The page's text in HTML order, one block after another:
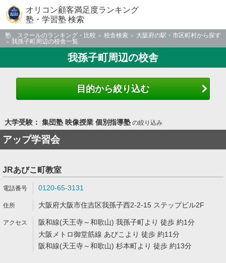
オリコン顧客満足度ランキング
塾・学習塾 検索
塾、スクールのランキング・比較 校舎検索
大阪府の駅・市区町村から探す
我孫子町周辺の校舎一覧
我孫子町周辺の校舎
目的から絞り込む
大学受験： 集団塾 映像授業 個別指導塾の絞り込み
アップ学習会
JRあびこ町教室
0120-65-3131
大阪府大阪市住吉区我孫子西2-2-15 ステップビル2F
阪和線(天王寺～和歌山) 我孫子町より 徒歩 約1分
大阪メトロ御堂筋線 あびこより 徒歩 約11分
阪和線(天王寺～和歌山) 杉本町より 徒歩 約13分